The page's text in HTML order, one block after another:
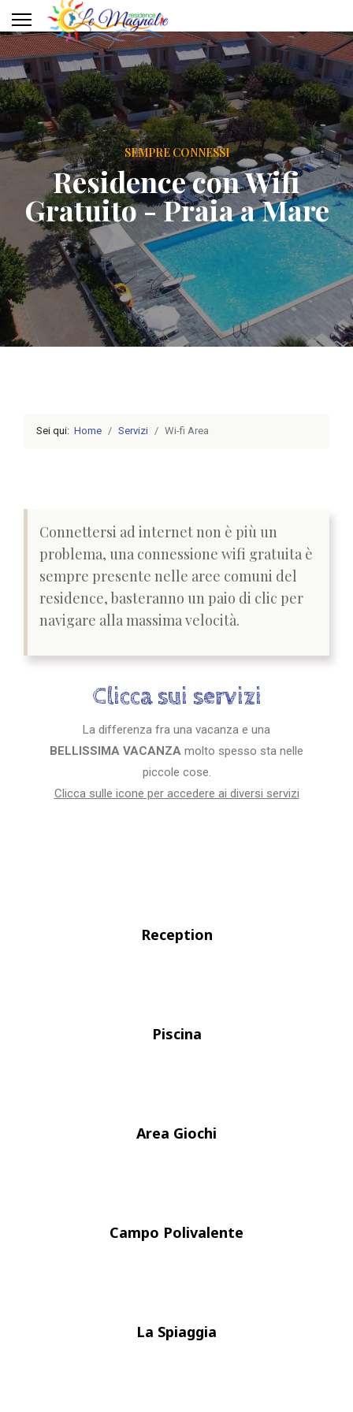
Contatti
SEMPRE CONNESSI
Residence con Wifi
Gratuito - Praia a Mare
Sei qui: Home Servizi Wi-fi Area
Connettersi ad internet non è più un
problema, una connessione wifi gratuita è
sempre presente nelle aree comuni del
residence, basteranno un paio di clic per
navigare alla massima velocità.
Clicca sui servizi
La differenza fra una vacanza e una
BELLISSIMA VACANZA molto spesso sta nelle
piccole cose.
Clicca sulle icone per accedere ai diversi servizi
Reception
Piscina
Area Giochi
Campo Polivalente
La Spiaggia